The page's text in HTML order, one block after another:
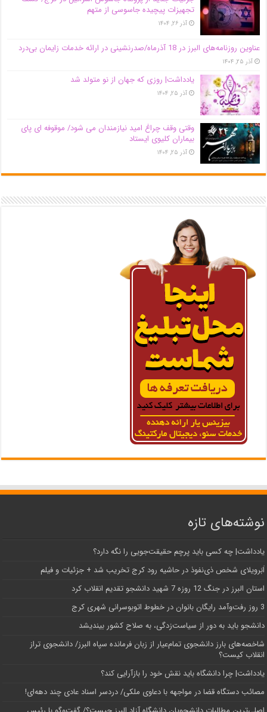
تجهیزات پیچیده جاسوسی از متهم
آذر ۲۶, ۱۴۰۴
عناوین روزنامه‌های البرز در ‌18 آذرماه/صدرنشینی در ارائه خدمات زایمان بی‌درد
آذر ۲۵, ۱۴۰۴
یادداشت| روزی که جهان از نو متولد شد
آذر ۲۵, ۱۴۰۴
وقتی وقف چراغ امید نیازمندان می شود/ موقوفه ای پای
بیماران کلیوی ایستاد
آذر ۲۵, ۱۴۰۴
نوشته‌های تازه
یادداشت| ‌چه کسی باید پرچم حقیقت‌جویی را نگه دارد؟
اَبَر‌ویلای شخص ذی‌نفوذ در حاشیه‌ رود کرج تخریب شد + جزئیات و فیلم
استان البرز در جنگ 12 روزه 7 شهید دانشجو تقدیم انقلاب کرد
3 روز رفت‌وآمد رایگان بانوان در خطوط اتوبوسرانی شهری کرج
دانشجو باید به دور از سیاست‌زدگی، به صلاح کشور بیندیشد
شاخصه‌های بارز دانشجوی تمام‌عیار از زبان فرمانده سپاه البرز/ دانشجوی تراز
انقلاب کیست؟
یادداشت| چرا دانشگاه باید نقش خود را بازآرایی کند؟
مصائب دستگاه قضا در مواجهه با دعاوی ملکی/ دردسر اسناد عادی چند‌ دهه‌ای!